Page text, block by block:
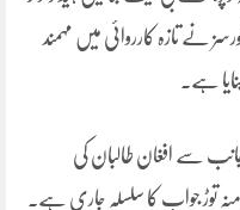
فورسز نے تازہ کارروائی میں مہمند
ہے۔
جانب سے افغان طالبان کی
منہ توڑ جواب کا سلسلہ جاری ہے۔